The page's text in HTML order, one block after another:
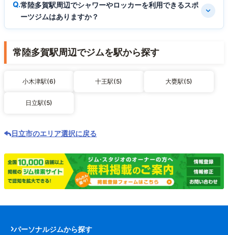
常陸多賀駅周辺でシャワーやロッカーを利用できるスポ
ーツジムはありますか？
常陸多賀駅周辺でジムを駅から探す
小木津駅(6) 十王駅(5) 大甕駅(5)
日立駅(5)
日立市のエリア選択に戻る
パーソナルジムから探す